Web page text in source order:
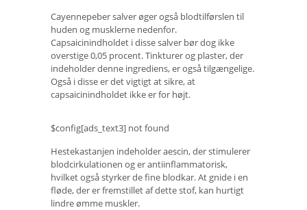
Cayennepeber salver øger også blodtilførslen til
huden og musklerne nedenfor.
Capsaicinindholdet i disse salver bør dog ikke
overstige 0,05 procent. Tinkturer og plaster, der
indeholder denne ingrediens, er også tilgængelige.
Også i disse er det vigtigt at sikre, at
capsaicinindholdet ikke er for højt.
$config[ads_text3] not found
Hestekastanjen indeholder aescin, der stimulerer
blodcirkulationen og er antiinflammatorisk,
hvilket også styrker de fine blodkar. At gnide i en
fløde, der er fremstillet af dette stof, kan hurtigt
lindre ømme muskler.